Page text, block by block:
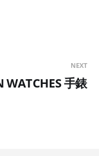
NEXT
WATCHES 手錶